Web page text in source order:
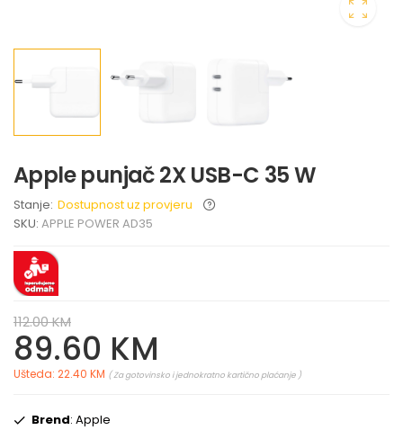
Apple punjač 2X USB-C 35 W
Stanje: Dostupnost uz provjeru
SKU: APPLE POWER AD35
112.00 KM
89.60 KM
Ušteda: 22.40 KM ( Za gotovinsko i jednokratno kartično plaćanje )
Brend: Apple